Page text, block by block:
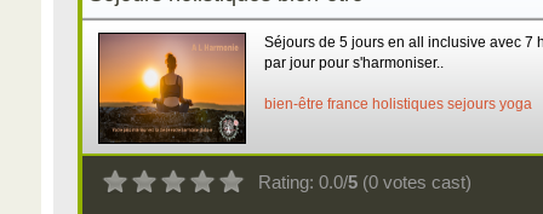
Séjours de 5 jours en all inclusive avec 7
par jour pour s'harmoniser..
bien-être france holistiques sejours yoga
Rating: 0.0/5 (0 votes cast)